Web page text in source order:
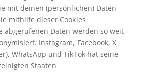
mit deinen (persönlichen) Daten
mithilfe dieser Cookies
abgerufenen Daten werden so weit
Instagram, Facebook, X
WhatsApp und TikTok hat seine
Staaten